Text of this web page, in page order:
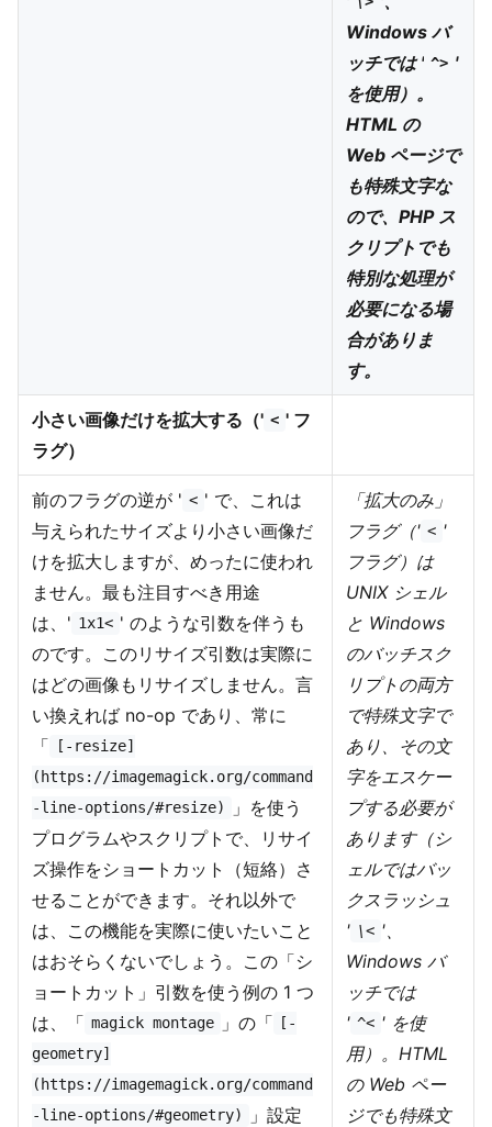
Windows バ
ッチでは ' ^> '
を使用）。
HTML の
Web ページで
も特殊文字な
ので、PHP ス
クリプトでも
特別な処理が
必要になる場
合がありま
す。
小さい画像だけを拡大する（' < ' フ
ラグ）
前のフラグの逆が ' < ' で、これは
与えられたサイズより小さい画像だ
けを拡大しますが、めったに使われ
ません。最も注目すべき用途
は、' 1x1< ' のような引数を伴うも
のです。このリサイズ引数は実際に
はどの画像もリサイズしません。言
い換えれば no-op であり、常に
「
[-resize]
(https://imagemagick.org/command
-line-options/#resize)
」を使う
プログラムやスクリプトで、リサイ
ズ操作をショートカット（短絡）さ
せることができます。それ以外で
は、この機能を実際に使いたいこと
はおそらくないでしょう。この「シ
ョートカット」引数を使う例の 1 つ
は、「 magick montage 」の「
[-
geometry]
(https://imagemagick.org/command
-line-options/#geometry)
」設定
「拡大のみ」
フラグ（' < '
フラグ）は
UNIX シェル
と Windows
のバッチスク
リプトの両方
で特殊文字で
あり、その文
字をエスケー
プする必要が
あります（シ
ェルではバッ
クスラッシュ
' \< '、
Windows バ
ッチでは
' ^< ' を使
用）。HTML
の Web ペー
ジでも特殊文